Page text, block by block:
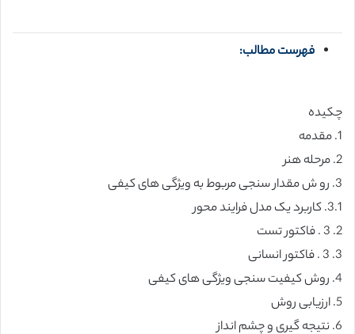
فهرست مطالب:
چکیده
1. مقدمه
2. مرحله هنر
3. رو ش مقدار سنجی مربوط به ویژگی های کیفی
3.1. کاربرد یک مدل فرایند محور
2. 3 . فاکتور تست
3. 3 . فاکتور انسانی
4. روش کیفیت سنجی ویژگی های کیفی
5. ارزیابی روش
6. نتیجه گیری و چشم انداز